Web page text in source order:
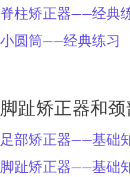
脊柱矫正器——经典
小圆筒——经典练习
脚趾矫正器和
足部矫正器——基础
脚趾矫正器——基础